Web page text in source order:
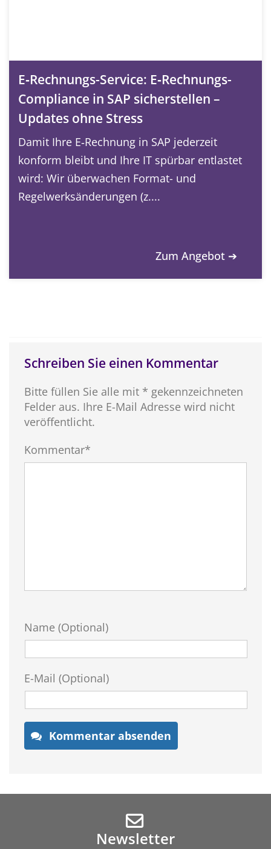
E‑Rechnungs-Service: E‑Rechnungs-
Compliance in SAP sicherstellen –
Updates ohne Stress
Damit Ihre E‑Rechnung in SAP jederzeit
konform bleibt und Ihre IT spürbar entlastet
wird: Wir überwachen Format- und
Regelwerksänderungen (z....
Zum Angebot ➔
Schreiben Sie einen Kommentar
Bitte füllen Sie alle mit * gekennzeichneten
Felder aus. Ihre E-Mail Adresse wird nicht
veröffentlicht.
Kommentar*
Name (Optional)
E-Mail (Optional)
Kommentar absenden
Newsletter